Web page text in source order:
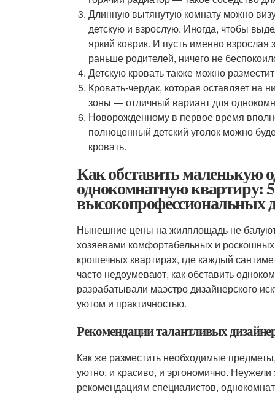
Длинную вытянутую комнату можно
детскую и взрослую. Иногда, чтобы
яркий коврик. И пусть именно
раньше родителей, ничего не
Детскую кровать также можно
Кровать-чердак, которая оставляет на
зоны — отличный вариант для
Новорожденному в первое время
полноценный детский уголок можно
кровать.
Как обставить маленькую
однокомнатную квартиру:
высокопрофессиональных
Нынешние цены на жилплощадь не
хозяевами комфортабельных и
крошечных квартирах, где каждый
часто недоумевают, как обставить
разрабатывали маэстро дизайнерского
уютом и практичностью.
Рекомендации талантливых
Как же разместить необходимые
уютно, и красиво, и эргономично.
рекомендациям специалистов,